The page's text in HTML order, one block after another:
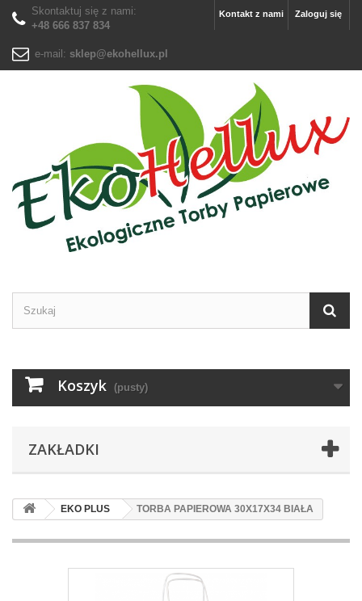
Zaloguj się
Kontakt z nami
Skontaktuj się z nami:
+48 666 837 834
e-mail: sklep@ekohellux.pl
Koszyk (pusty)
ZAKŁADKI
EKO PLUS TORBA PAPIEROWA 30X17X34 BIAŁA